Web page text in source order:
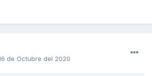
de Octubre del 2020